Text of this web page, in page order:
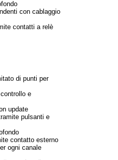
con cablaggio
contatti a relè
di punti per
e
update
pulsanti e
contatto esterno
ogni canale